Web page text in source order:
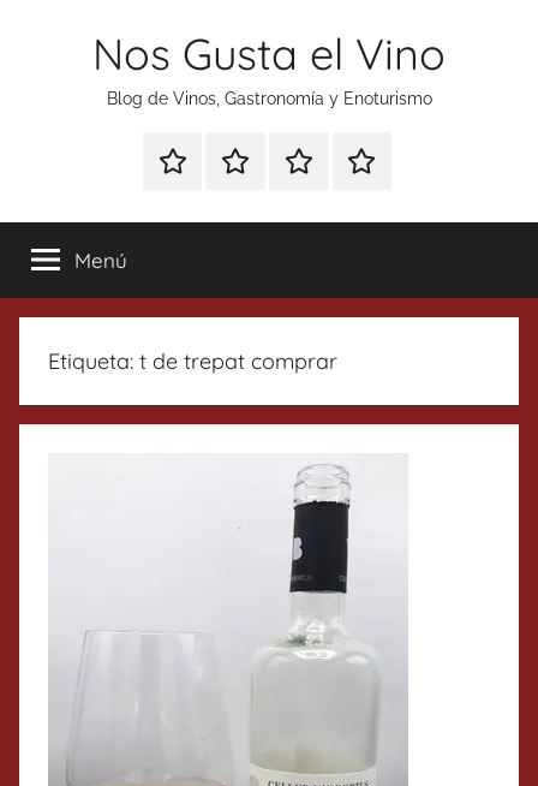
Nos Gusta el Vino
Blog de Vinos, Gastronomía y Enoturismo
Especial
Tonics
Enoturismo
Gastronomía
RankingContacto
Menú
Etiqueta: t de trepat comprar